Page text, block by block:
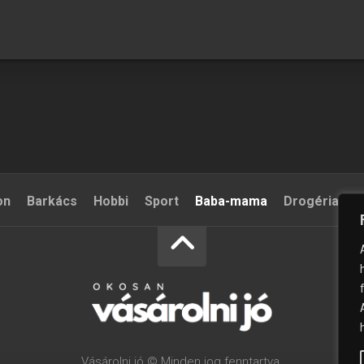
Barkács Hobbi Sport Baba-mama Drogéria